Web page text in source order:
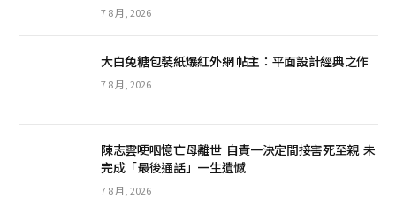
7 8 月, 2026
大白兔糖包裝紙爆紅外網 帖主：平面設計經典之作
7 8 月, 2026
陳志雲哽咽憶亡母離世 自責一決定間接害死至親 未
完成「最後通話」一生遺憾
7 8 月, 2026